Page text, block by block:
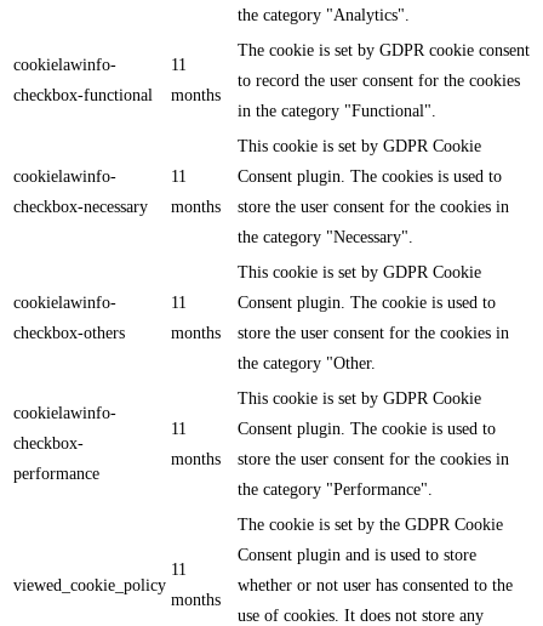
the category "Analytics".
cookielawinfo-
checkbox-functional
11
months
The cookie is set by GDPR cookie consent
to record the user consent for the cookies
in the category "Functional".
cookielawinfo-
checkbox-necessary
11
months
This cookie is set by GDPR Cookie
Consent plugin. The cookies is used to
store the user consent for the cookies in
the category "Necessary".
cookielawinfo-
checkbox-others
11
months
This cookie is set by GDPR Cookie
Consent plugin. The cookie is used to
store the user consent for the cookies in
the category "Other.
cookielawinfo-
checkbox-
performance
11
months
This cookie is set by GDPR Cookie
Consent plugin. The cookie is used to
store the user consent for the cookies in
the category "Performance".
viewed_cookie_policy
11
months
The cookie is set by the GDPR Cookie
Consent plugin and is used to store
whether or not user has consented to the
use of cookies. It does not store any